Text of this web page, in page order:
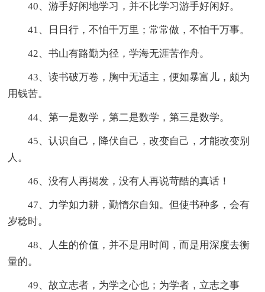
40、游手好闲地学习，并不比学习游手好闲好。
41、日日行，不怕千万里；常常做，不怕千万事。
42、书山有路勤为径，学海无涯苦作舟。
43、读书破万卷，胸中无适主，便如暴富儿，颇为
用钱苦。
44、第一是数学，第二是数学，第三是数学。
45、认识自己，降伏自己，改变自己，才能改变别
人。
46、没有人再揭发，没有人再说苛酷的真话！
47、力学如力耕，勤惰尔自知。但使书种多，会有
岁稔时。
48、人生的价值，并不是用时间，而是用深度去衡
量的。
49、故立志者，为学之心也；为学者，立志之事